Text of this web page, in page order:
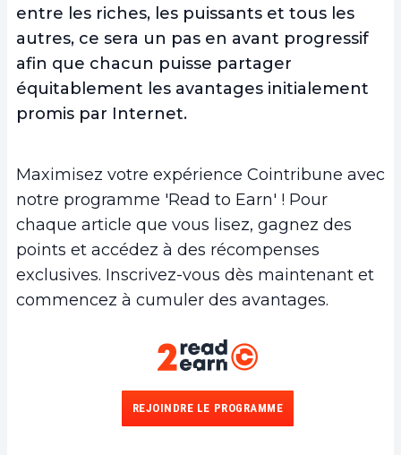
entre les riches, les puissants et tous les
autres, ce sera un pas en avant progressif
afin que chacun puisse partager
équitablement les avantages initialement
promis par Internet.
Maximisez votre expérience Cointribune avec
notre programme 'Read to Earn' ! Pour
chaque article que vous lisez, gagnez des
points et accédez à des récompenses
exclusives. Inscrivez-vous dès maintenant et
commencez à cumuler des avantages.
REJOINDRE LE PROGRAMME